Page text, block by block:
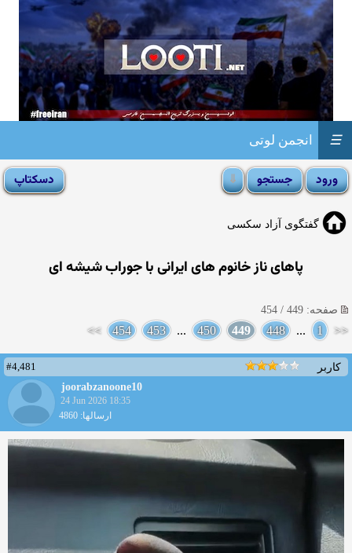
انجمن لوتی ☰
گفتگوی آزاد سکسی
پاهای ناز خانوم های ایرانی با جوراب شیشه ای
صفحه: 449 / 454
<<
1
...
448
449
450
...
453
454
>>
کاربر
#4,481
joorabzanoone10
24 Jun 2026 18:35
ارسالها: 4860